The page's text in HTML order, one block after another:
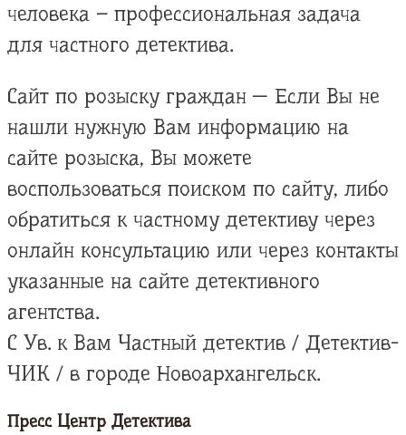
человека – профессиональная задача
для частного детектива.
Сайт по розыску граждан — Если Вы не
нашли нужную Вам информацию на
сайте розыска, Вы можете
воспользоваться поиском по сайту, либо
обратиться к частному детективу через
онлайн консультацию или через контакты
указанные на сайте детективного
агентства.
С Ув. к Вам Частный детектив / Детектив-
ЧИК / в городе Новоархангельск.
Пресс Центр Детектива